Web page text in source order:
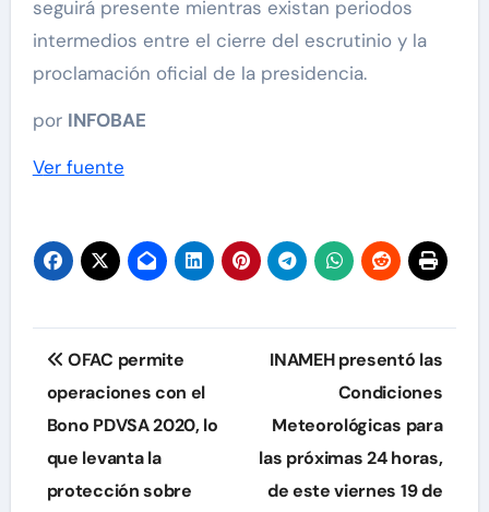
seguirá presente mientras existan periodos
intermedios entre el cierre del escrutinio y la
proclamación oficial de la presidencia.
por INFOBAE
Ver fuente
Navegación
de
entradas
OFAC permite
operaciones con el
Bono PDVSA 2020, lo
que levanta la
protección sobre
INAMEH presentó las
Condiciones
Meteorológicas para
las próximas 24 horas,
de este viernes 19 de